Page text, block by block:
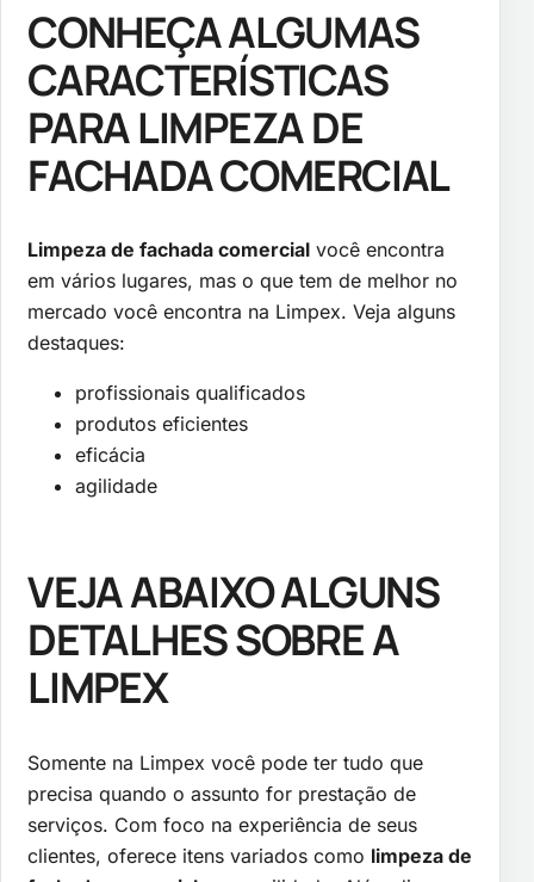
CONHEÇA ALGUMAS
CARACTERÍSTICAS
PARA LIMPEZA DE
FACHADA COMERCIAL
Limpeza de fachada comercial você encontra
em vários lugares, mas o que tem de melhor no
mercado você encontra na Limpex. Veja alguns
destaques:
profissionais qualificados
produtos eficientes
eficácia
agilidade
VEJA ABAIXO ALGUNS
DETALHES SOBRE A
LIMPEX
Somente na Limpex você pode ter tudo que
precisa quando o assunto for prestação de
serviços. Com foco na experiência de seus
clientes, oferece itens variados como limpeza de